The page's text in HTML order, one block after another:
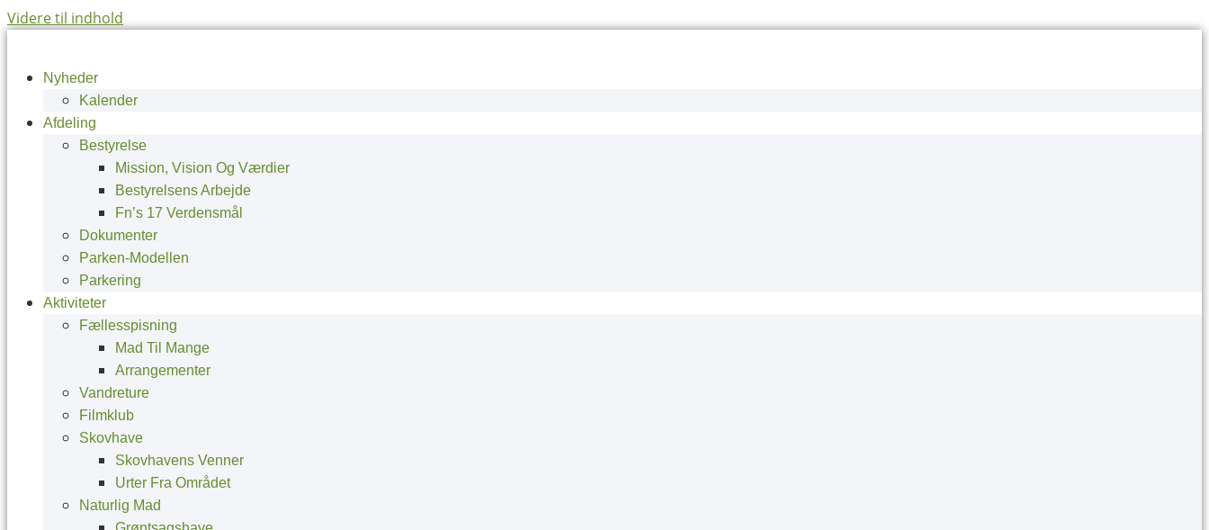
Videre til indhold
Nyheder
Kalender
Afdeling
Bestyrelse
Mission, Vision Og Værdier
Bestyrelsens Arbejde
Fn’s 17 Verdensmål
Dokumenter
Parken-Modellen
Parkering
Aktiviteter
Fællesspisning
Mad Til Mange
Arrangementer
Vandreture
Filmklub
Skovhave
Skovhavens Venner
Urter Fra Området
Naturlig Mad